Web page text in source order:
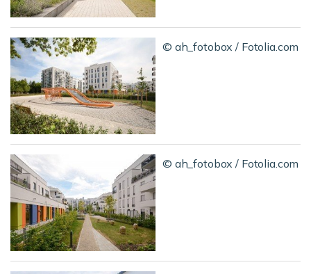
© ah_fotobox / Fotolia.com
© ah_fotobox / Fotolia.com